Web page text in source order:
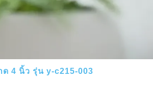
4 นิ้ว รุ่น y-c215-003